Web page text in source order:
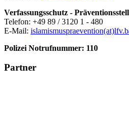
Verfassungsschutz -
Telefon: +49 89 / 3120 1 - 480
E-Mail:
Polizei Notrufnummer: 110
Partner